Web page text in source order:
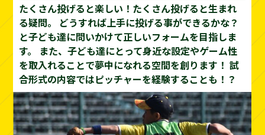
たくさん投げると楽しい！たくさん投げると生まれ
る疑問。
どうすれば上手に投げる事ができるかな？
と子ども達に問いかけて正しいフォームを目指しま
す。
また、子ども達にとって身近な設定やゲーム性
を取入れることで夢中になれる空間を創ります！ 試
合形式の内容ではピッチャーを経験することも！？